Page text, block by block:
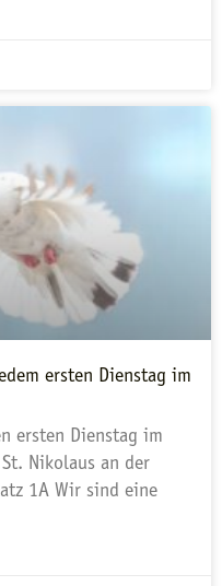
ersten Dienstag im
ersten Dienstag im
Nikolaus an der
1A Wir sind eine